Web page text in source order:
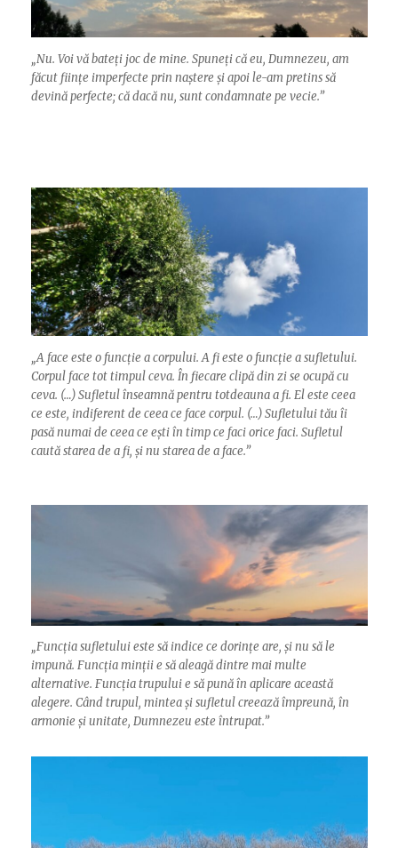
„Nu. Voi vă bateți joc de mine. Spuneți că eu, Dumnezeu, am
făcut ființe imperfecte prin naștere și apoi le-am pretins să
devină perfecte; că dacă nu, sunt condamnate pe vecie.”
„A face este o funcție a corpului. A fi este o funcție a sufletului.
Corpul face tot timpul ceva. În fiecare clipă din zi se ocupă cu
ceva. (…) Sufletul înseamnă pentru totdeauna a fi. El este ceea
ce este, indiferent de ceea ce face corpul. (…) Sufletului tău îi
pasă numai de ceea ce ești în timp ce faci orice faci. Sufletul
caută starea de a fi, și nu starea de a face.”
„Funcția sufletului este să indice ce dorințe are, și nu să le
impună. Funcția minții e să aleagă dintre mai multe
alternative. Funcția trupului e să pună în aplicare această
alegere. Când trupul, mintea și sufletul creează împreună, în
armonie și unitate, Dumnezeu este întrupat.”